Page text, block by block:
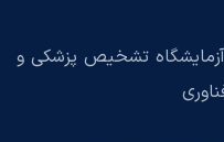
آزمایشگاه تشخیص پزشکی و